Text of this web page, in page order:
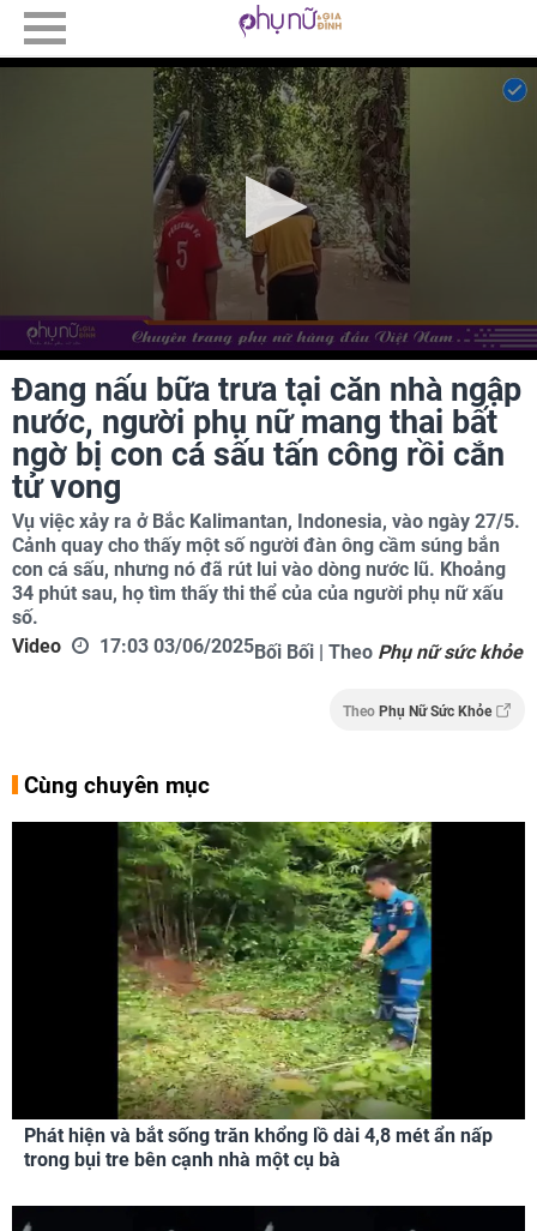
Đang nấu bữa trưa tại căn nhà ngập
nước, người phụ nữ mang thai bất
ngờ bị con cá sấu tấn công rồi cắn
tử vong
Vụ việc xảy ra ở Bắc Kalimantan, Indonesia, vào ngày 27/5.
Cảnh quay cho thấy một số người đàn ông cầm súng bắn
con cá sấu, nhưng nó đã rút lui vào dòng nước lũ. Khoảng
34 phút sau, họ tìm thấy thi thể của của người phụ nữ xấu
số.
Video
17:03 03/06/2025Bối Bối | Theo Phụ nữ sức khỏe
Theo Phụ Nữ Sức Khỏe
Cùng chuyên mục
Phát hiện và bắt sống trăn khổng lồ dài 4,8 mét ẩn nấp
trong bụi tre bên cạnh nhà một cụ bà